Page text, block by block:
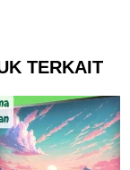
TERKAIT